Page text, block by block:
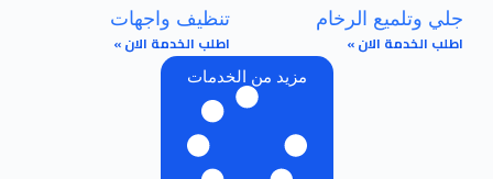
جلي وتلميع الرخام
اطلب الخدمة الان »
تنظيف واجهات
اطلب الخدمة الان »
مزيد من الخدمات